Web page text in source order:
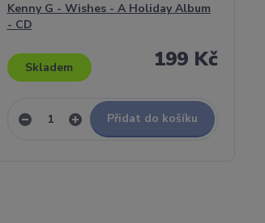
Kenny G - Wishes - A Holiday Album
- CD
199 Kč
Skladem
Přidat do košíku